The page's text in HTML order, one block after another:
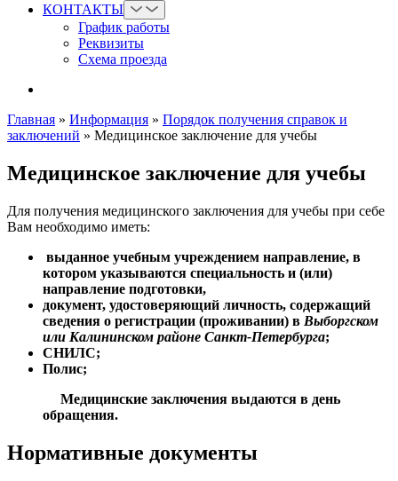
КОНТАКТЫ
График работы
Реквизиты
Схема проезда
Главная » Информация » Порядок получения справок и
заключений » Медицинское заключение для учебы
Медицинское заключение для учебы
Для получения медицинского заключения для учебы при себе
Вам необходимо иметь:
выданное учебным учреждением направление, в
котором указываются специальность и (или)
направление подготовки,
документ, удостоверяющий личность, содержащий
сведения о регистрации (проживании) в Выборгском
или Калининском районе Санкт-Петербурга;
СНИЛС;
Полис;
Медицинские заключения выдаются в день
обращения.
Нормативные документы